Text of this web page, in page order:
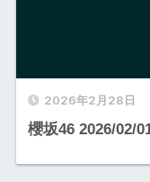
2026年2月28日
櫻坂46 2026/02/